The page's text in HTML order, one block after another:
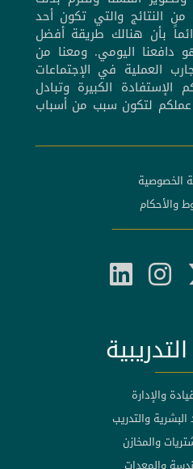
النتائج والتي تكون أحد
بأن هنالك طريقة أفضل
دافعنا اليومي. ومعنا من
العملية في الإجتماعات
الإستفادة الكبيرة وتبادل
عملكم لتكون سبب من أسباب
الخصوصية
والأحكام
والإدارة
البشرية والتدريب
والمخازن